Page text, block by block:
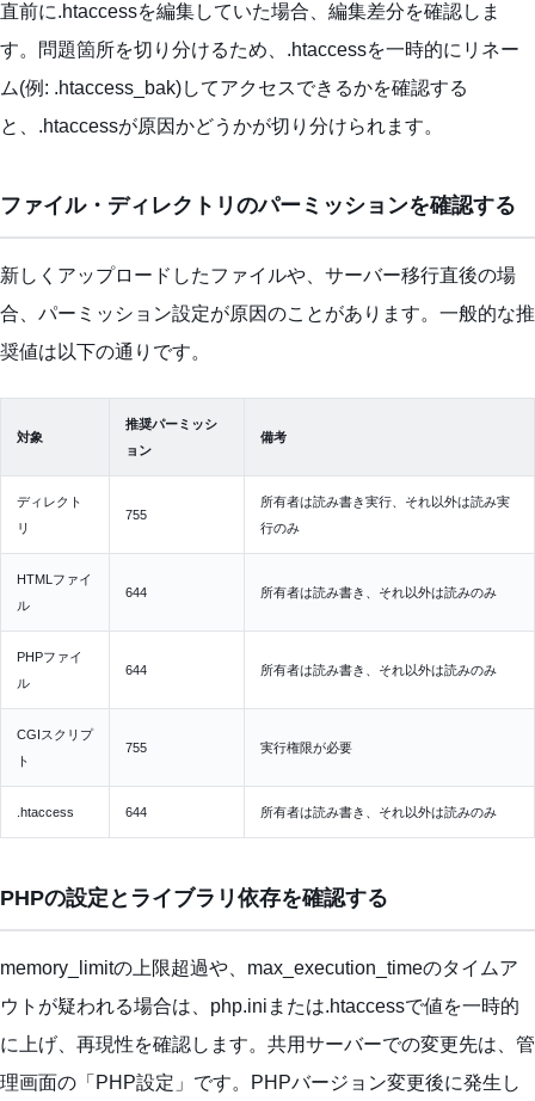
直前に.htaccessを編集していた場合、編集差分を確認しま
す。問題箇所を切り分けるため、.htaccessを一時的にリネー
ム(例: .htaccess_bak)してアクセスできるかを確認する
と、.htaccessが原因かどうかが切り分けられます。
ファイル・ディレクトリのパーミッションを確認する
新しくアップロードしたファイルや、サーバー移行直後の場
合、パーミッション設定が原因のことがあります。一般的な推
奨値は以下の通りです。
対象
推奨パーミッシ
ョン
備考
ディレクト
リ
755
所有者は読み書き実行、それ以外は読み実
行のみ
HTMLファイ
ル
644 所有者は読み書き、それ以外は読みのみ
PHPファイ
ル
644 所有者は読み書き、それ以外は読みのみ
CGIスクリプ
ト
755 実行権限が必要
.htaccess 644 所有者は読み書き、それ以外は読みのみ
PHPの設定とライブラリ依存を確認する
memory_limitの上限超過や、max_execution_timeのタイムア
ウトが疑われる場合は、php.iniまたは.htaccessで値を一時的
に上げ、再現性を確認します。共用サーバーでの変更先は、管
理画面の「PHP設定」です。PHPバージョン変更後に発生し